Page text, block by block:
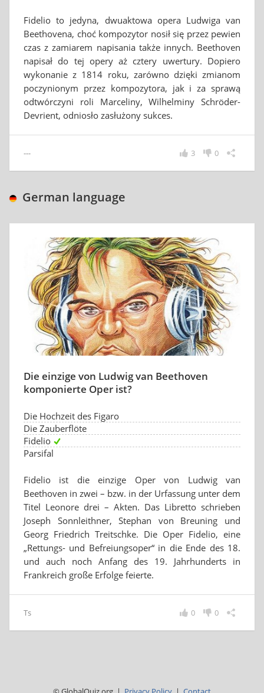
Fidelio to jedyna, dwuaktowa opera Ludwiga van
Beethovena, choć kompozytor nosił się przez pewien
czas z zamiarem napisania także innych. Beethoven
napisał do tej opery aż cztery uwertury. Dopiero
wykonanie z 1814 roku, zarówno dzięki zmianom
poczynionym przez kompozytora, jak i za sprawą
odtwórczyni roli Marceliny, Wilhelminy Schröder-
Devrient, odniosło zasłużony sukces.
--- 0
3
German language
Die einzige von Ludwig van Beethoven
komponierte Oper ist?
Die Hochzeit des Figaro
Die Zauberflöte
Fidelio
Parsifal
Fidelio ist die einzige Oper von Ludwig van
Beethoven in zwei – bzw. in der Urfassung unter dem
Titel Leonore drei – Akten. Das Libretto schrieben
Joseph Sonnleithner, Stephan von Breuning und
Georg Friedrich Treitschke. Die Oper Fidelio, eine
„Rettungs- und Befreiungsoper“ in die Ende des 18.
und auch noch Anfang des 19. Jahrhunderts in
Frankreich große Erfolge feierte.
Ts 0
0